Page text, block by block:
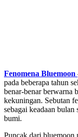
Fenomena Bluemoon
pada beberapa tahun
benar-benar berwarna
kekuningan. Sebutan
sebagai keadaan
bumi.
Puncak dari bluemoon